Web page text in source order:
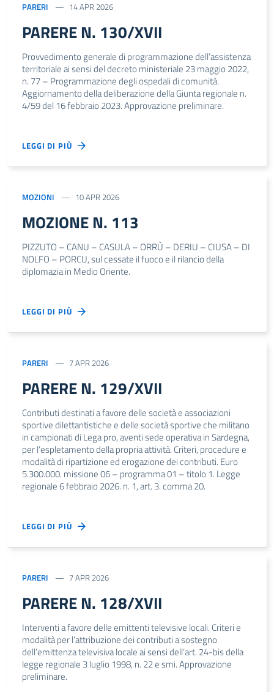
PARERI 14 APR 2026
PARERE N. 130/XVII
Provvedimento generale di programmazione dell’assistenza
territoriale ai sensi del decreto ministeriale 23 maggio 2022,
n. 77 – Programmazione degli ospedali di comunità.
Aggiornamento della deliberazione della Giunta regionale n.
4/59 del 16 febbraio 2023. Approvazione preliminare.
LEGGI DI PIÙ
MOZIONI 10 APR 2026
MOZIONE N. 113
PIZZUTO – CANU – CASULA – ORRÙ – DERIU – CIUSA – DI
NOLFO – PORCU, sul cessate il fuoco e il rilancio della
diplomazia in Medio Oriente.
LEGGI DI PIÙ
PARERI 7 APR 2026
PARERE N. 129/XVII
Contributi destinati a favore delle società e associazioni
sportive dilettantistiche e delle società sportive che militano
in campionati di Lega pro, aventi sede operativa in Sardegna,
per l’espletamento della propria attività. Criteri, procedure e
modalità di ripartizione ed erogazione dei contributi. Euro
5.300.000. missione 06 – programma 01 – titolo 1. Legge
regionale 6 febbraio 2026. n. 1, art. 3. comma 20.
LEGGI DI PIÙ
PARERI 7 APR 2026
PARERE N. 128/XVII
Interventi a favore delle emittenti televisive locali. Criteri e
modalità per l’attribuzione dei contributi a sostegno
dell’emittenza televisiva locale ai sensi dell’art. 24-bis della
legge regionale 3 luglio 1998, n. 22 e smi. Approvazione
preliminare.